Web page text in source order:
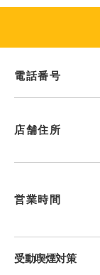
電話番号
店舗住所
営業時間
受動喫煙対策